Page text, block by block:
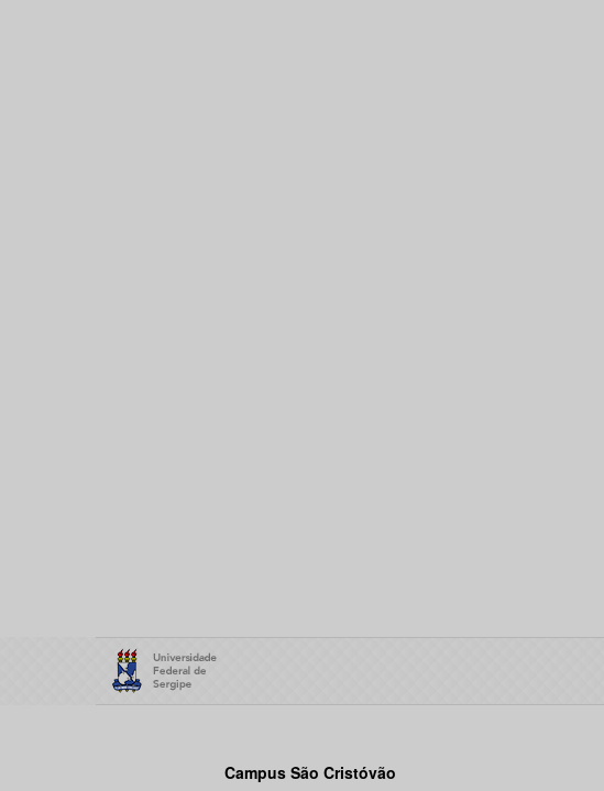
Campus São Cristóvão